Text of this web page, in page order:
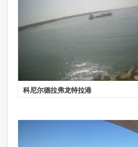
科尼尔德拉弗龙特拉港